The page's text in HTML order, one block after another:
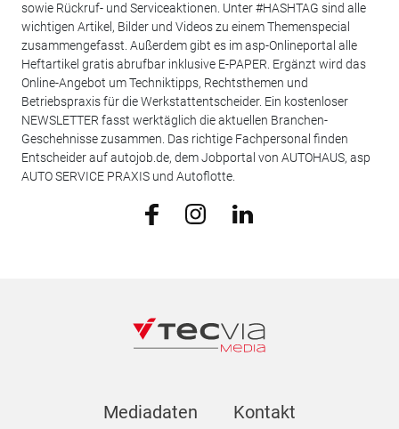
sowie Rückruf- und Serviceaktionen. Unter #HASHTAG sind alle
wichtigen Artikel, Bilder und Videos zu einem Themenspecial
zusammengefasst. Außerdem gibt es im asp-Onlineportal alle
Heftartikel gratis abrufbar inklusive E-PAPER. Ergänzt wird das
Online-Angebot um Techniktipps, Rechtsthemen und
Betriebspraxis für die Werkstattentscheider. Ein kostenloser
NEWSLETTER fasst werktäglich die aktuellen Branchen-
Geschehnisse zusammen. Das richtige Fachpersonal finden
Entscheider auf autojob.de, dem Jobportal von AUTOHAUS, asp
AUTO SERVICE PRAXIS und Autoflotte.
Mediadaten Kontakt